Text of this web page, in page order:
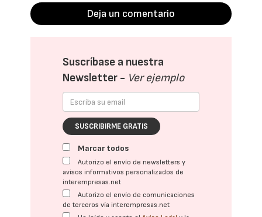
Deja un comentario
Suscríbase a nuestra
Newsletter - Ver ejemplo
SUSCRIBIRME GRATIS
Marcar todos
Autorizo el envío de newsletters y
avisos informativos personalizados de
interempresas.net
Autorizo el envío de comunicaciones
de terceros vía interempresas.net